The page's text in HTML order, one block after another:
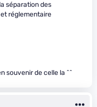
séparation des
réglementaire
souvenir de celle la ^^